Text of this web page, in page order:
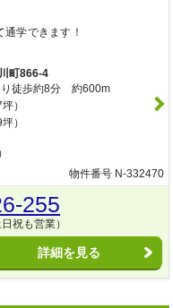
学できます！
町866-4
り徒歩約8分 約600m
）
）
物件番号 N-332470
255
祝も営業）
詳細を見る